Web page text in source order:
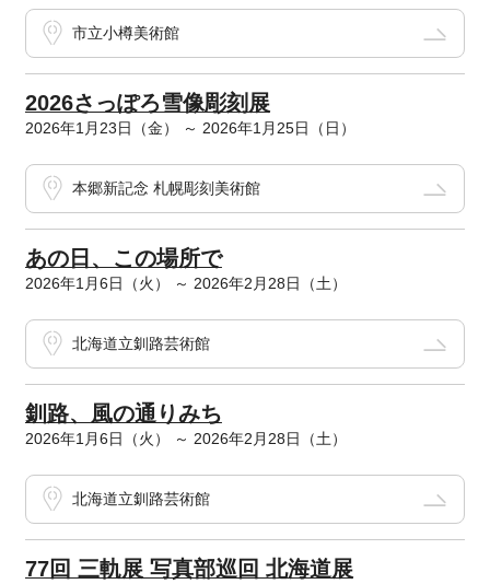
市立小樽美術館
2026さっぽろ雪像彫刻展
2026年1月23日（金） ～ 2026年1月25日（日）
本郷新記念 札幌彫刻美術館
あの日、この場所で
2026年1月6日（火） ～ 2026年2月28日（土）
北海道立釧路芸術館
釧路、風の通りみち
2026年1月6日（火） ～ 2026年2月28日（土）
北海道立釧路芸術館
77回 三軌展 写真部巡回 北海道展